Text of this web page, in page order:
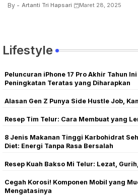
By - Artanti Tri Hapsari Maret 28, 2025
Lifestyle
Peluncuran iPhone 17 Pro Akhir Tahun
Peningkatan Teratas yang Diharapkan
Alasan Gen Z Punya Side Hustle Job,
Resep Tim Telur: Cara Membuat yang
8 Jenis Makanan Tinggi Karbohidrat
Diet: Energi Tanpa Rasa Bersalah
Resep Kuah Bakso Mi Telur: Lezat,
Cegah Korosi! Komponen Mobil yang
Mengatasinya